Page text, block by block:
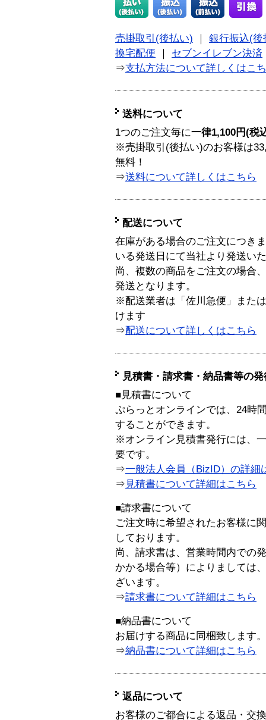
売掛取引(後払い)
銀行振込(後
換宅配便
セブンイレブン決済
⇒支払方法について詳しくはこ
送料について
1つのご注文毎に一律1,100円(税
※売掛取引(後払い)のお客様は
無料！
⇒送料について詳しくはこちら
配送について
在庫がある場合のご注文につき
いる発送日にて当社より発送い
尚、複数の商品をご注文の場合
発送となります。
※配送業者は「佐川急便」また
けます
⇒配送について詳しくはこちら
見積書・請求書・納品書等の
■見積書について
ぷらっとオンラインでは、24時
することができます。
※オンライン見積書発行には、
要です。
⇒一般法人会員（BizID）の詳細
⇒ 見積書について詳細はこちら
■請求書について
ご注文時に希望されたお客様に
しております。
尚、請求書は、営業時間内での
かかる場合等）によりましては
ざいます。
⇒請求書について詳細はこちら
■納品書について
お届けする商品に同梱致します。
⇒納品書について詳細はこちら
返品について
お客様のご都合による返品・交